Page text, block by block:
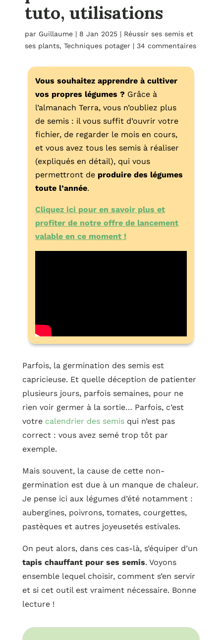
tuto, utilisations
par Guillaume | 8 Jan 2025 | Réussir ses semis et
ses plants,Techniques potager |34 commentaires
Vous souhaitez apprendre à cultiver
vos propres légumes ? Grâce à
l’almanach Terra, vous n’oubliez plus
de semis : il vous suffit d’ouvrir votre
fichier, de regarder le mois en cours,
et vous avez tous les semis à réaliser
(expliqués en détail), qui vous
permettront de produire des légumes
toute l’année.
Cliquez ici pour en savoir plus et
profiter de notre offre de lancement
valable en ce moment !
Parfois, la germination des semis est
capricieuse. Et quelle déception de patienter
plusieurs jours, parfois semaines, pour ne
rien voir germer à la sortie… Parfois, c’est
votre calendrier des semisqui n’est pas
correct : vous avez semé trop tôt par
exemple.
Mais souvent, la cause de cette non-
germination est due à un manque de chaleur.
Je pense ici aux légumes d’été notamment :
aubergines, poivrons, tomates, courgettes,
pastèques et autres joyeusetés estivales.
On peut alors, dans ces cas-là, s’équiper d’un
tapis chauffant pour ses semis. Voyons
ensemble lequel choisir, comment s’en servir
et si cet outil est vraiment nécessaire. Bonne
lecture !